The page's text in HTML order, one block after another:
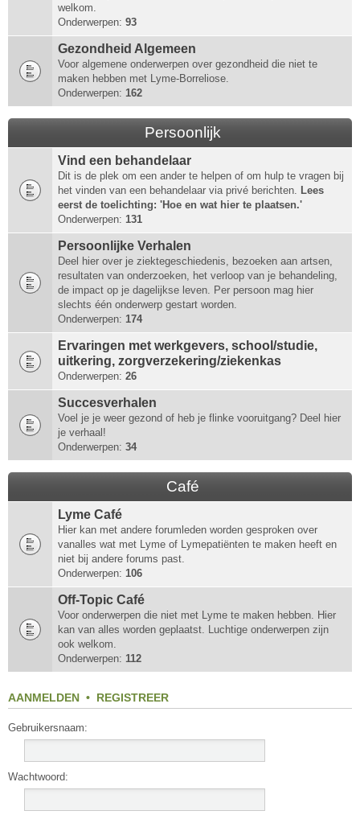
welkom.
Onderwerpen: 93
Gezondheid Algemeen
Voor algemene onderwerpen over gezondheid die niet te
maken hebben met Lyme-Borreliose.
Onderwerpen: 162
Persoonlijk
Vind een behandelaar
Dit is de plek om een ander te helpen of om hulp te vragen bij
het vinden van een behandelaar via privé berichten. Lees
eerst de toelichting: 'Hoe en wat hier te plaatsen.'
Onderwerpen: 131
Persoonlijke Verhalen
Deel hier over je ziektegeschiedenis, bezoeken aan artsen,
resultaten van onderzoeken, het verloop van je behandeling,
de impact op je dagelijkse leven. Per persoon mag hier
slechts één onderwerp gestart worden.
Onderwerpen: 174
Ervaringen met werkgevers, school/studie,
uitkering, zorgverzekering/ziekenkas
Onderwerpen: 26
Succesverhalen
Voel je je weer gezond of heb je flinke vooruitgang? Deel hier
je verhaal!
Onderwerpen: 34
Café
Lyme Café
Hier kan met andere forumleden worden gesproken over
vanalles wat met Lyme of Lymepatiënten te maken heeft en
niet bij andere forums past.
Onderwerpen: 106
Off-Topic Café
Voor onderwerpen die niet met Lyme te maken hebben. Hier
kan van alles worden geplaatst. Luchtige onderwerpen zijn
ook welkom.
Onderwerpen: 112
AANMELDEN • REGISTREER
Gebruikersnaam:
Wachtwoord: